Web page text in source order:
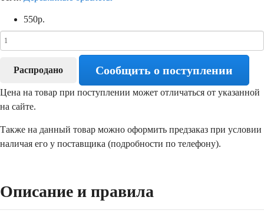
550р.
Распродано Сообщить о поступлении
Цена на товар при поступлении может отличаться от указанной
на сайте.
Также на данный товар можно оформить предзаказ при условии
наличая его у поставщика (подробности по телефону).
Описание и правила